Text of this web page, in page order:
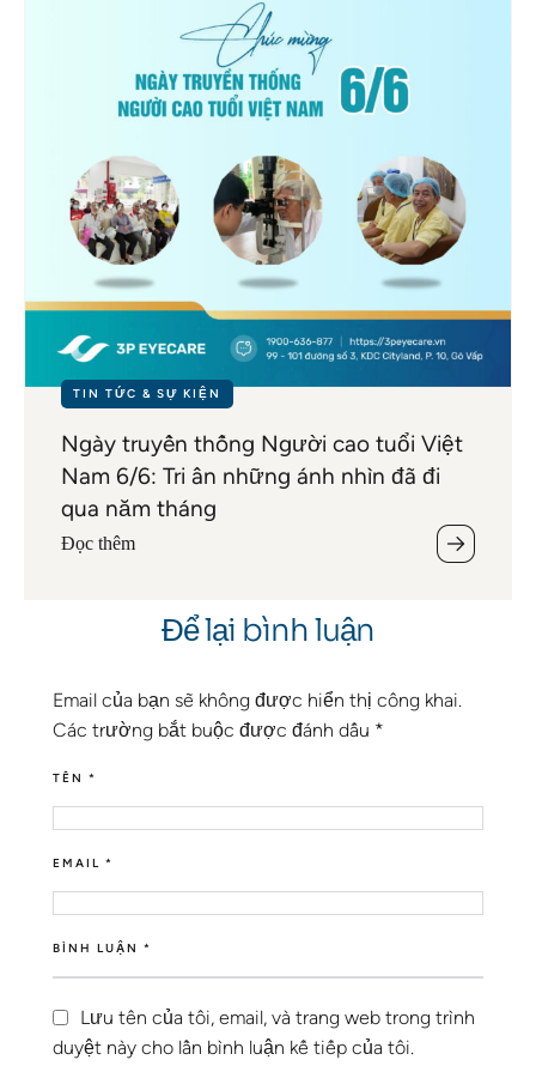
TIN TỨC & SỰ KIỆN
Ngày truyền thống Người cao tuổi Việt
Nam 6/6: Tri ân những ánh nhìn đã đi
qua năm tháng
Đọc thêm
Để lại bình luận
Email của bạn sẽ không được hiển thị công khai.
Các trường bắt buộc được đánh dấu *
BÌNH LUẬN *
TÊN *
EMAIL *
Lưu tên của tôi, email, và trang web trong trình
duyệt này cho lần bình luận kế tiếp của tôi.